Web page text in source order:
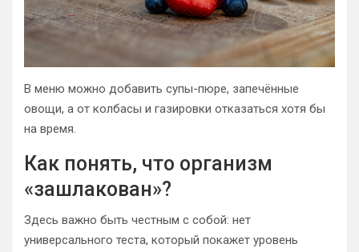
В меню можно добавить супы-пюре, запечённые
овощи, а от колбасы и газировки отказаться хотя бы
на время.
Как понять, что организм
«зашлакован»?
Здесь важно быть честным с собой: нет
универсального теста, который покажет уровень